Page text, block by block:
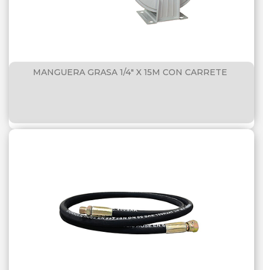
MANGUERA GRASA 1/4" X 15M CON CARRETE